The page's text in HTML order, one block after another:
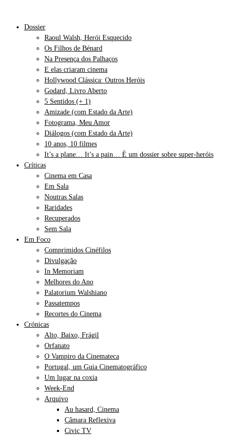
Dossier
Raoul Walsh, Herói Esquecido
Os Filhos de Bénard
Na Presença dos Palhaços
E elas criaram cinema
Hollywood Clássica: Outros Heróis
Godard, Livro Aberto
5 Sentidos (+ 1)
Amizade (com Estado da Arte)
Fotograma, Meu Amor
Diálogos (com Estado da Arte)
10 anos, 10 filmes
It’s a plane… It’s a pain… É um dossier sobre super-heróis
Críticas
Cinema em Casa
Em Sala
Noutras Salas
Raridades
Recuperados
Sem Sala
Em Foco
Comprimidos Cinéfilos
Divulgação
In Memoriam
Melhores do Ano
Palatorium Walshiano
Passatempos
Recortes do Cinema
Crónicas
Alto, Baixo, Frágil
Orfanato
O Vampiro da Cinemateca
Portugal, um Guia Cinematográfico
Um lugar na coxia
Week-End
Arquivo
Au hasard, Cinema
Câmara Reflexiva
Civic TV